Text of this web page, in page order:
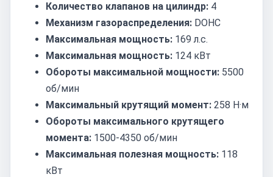
Количество клапанов на цилиндр: 4
Механизм газораспределения: DOHC
Максимальная мощность: 169 л.с.
Максимальная мощность: 124 кВт
Обороты максимальной мощности: 5500
об/мин
Максимальный крутящий момент: 258 Н·м
Обороты максимального крутящего
момента: 1500-4350 об/мин
Максимальная полезная мощность: 118
кВт